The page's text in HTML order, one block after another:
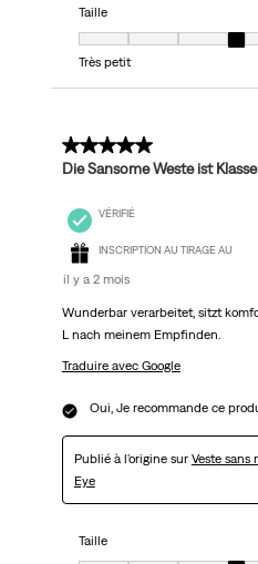
Taille
Très petit
5 sur 5 étoiles.
Die Sansome Weste ist Klasse
VÉRIFIÉ
INSCRIPTION AU TIRAGE AU
il y a 2 mois
Wunderbar verarbeitet, sitzt
L nach meinem Empfinden.
Traduire avec Google
Oui, Je recommande ce
Publié à l'origine sur Veste sans
Eye
Taille